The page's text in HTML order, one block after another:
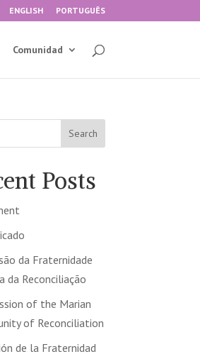
ENGLISH PORTUGUÊS
Comunidad
Search
Posts
da Fraternidade
da Reconciliação
of the Marian
of Reconciliation
de la Fraternidad